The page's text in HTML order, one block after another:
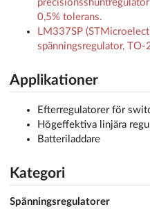
0,5% tolerans.
LM337SP
spänningsregulator,
Applikationer
Efterregulatorer för
Högeffektiva linjära
Batteriladdare
Kategori
Spänningsregulatorer